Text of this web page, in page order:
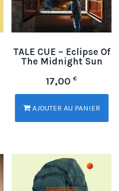
TALE CUE – Eclipse Of
The Midnight Sun
17,00€
AJOUTER AU PANIER